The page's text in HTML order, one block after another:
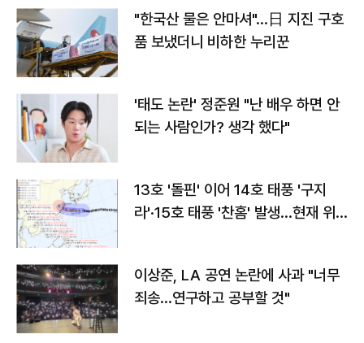
"한국산 물은 안마셔"…日 지진 구호
품 보냈더니 비하한 누리꾼
'태도 논란' 정준원 "난 배우 하면 안
되는 사람인가? 생각 했다"
13호 '돌핀' 이어 14호 태풍 '구지
라'·15호 태풍 '찬홈' 발생…현재 위
이상준, LA 공연 논란에 사과 "너무
죄송…연구하고 공부할 것"